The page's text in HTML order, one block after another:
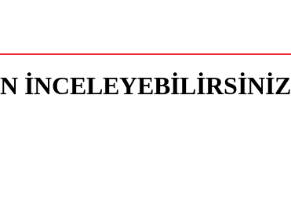
İNCELEYEBİLİRSİNİZ